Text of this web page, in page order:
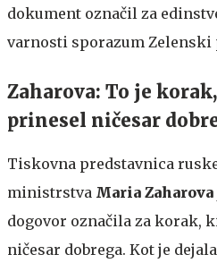
dokument označil za
varnosti sporazum Zelenski
Zaharova: To je
prinesel ničesar
Tiskovna predstavnica
ministrstva Maria Zaharova
dogovor označila za korak,
ničesar dobrega. Kot je